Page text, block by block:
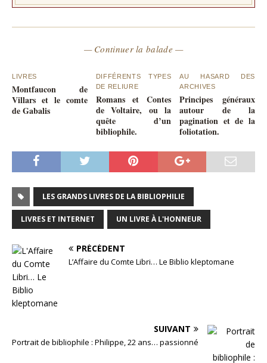
— Continuer la balade —
LIVRES
Montfaucon de
Villars et le comte
de Gabalis
DIFFÉRENTS TYPES
DE RELIURE
Romans et Contes
de Voltaire, ou la
quête d’un
bibliophile.
AU HASARD DES
ARCHIVES
Principes généraux
autour de la
pagination et de la
foliotation.
LES GRANDS LIVRES DE LA BIBLIOPHILIE
LIVRES ET INTERNET UN LIVRE À L'HONNEUR
PRÉCÉDENT
L’Affaire du Comte Libri… Le Biblio kleptomane
SUIVANT
Portrait de bibliophile : Philippe, 22 ans… passionné